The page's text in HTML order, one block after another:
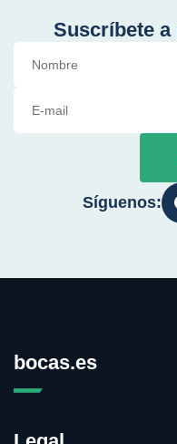
Suscríbete
Síguenos:
bocas.es